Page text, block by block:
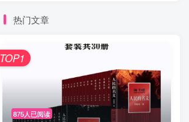
热门文章
875人已阅读
TOP1